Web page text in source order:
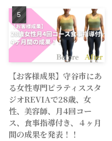
【お客様成果】守谷市にあ
る女性専門ピラティススタ
ジオREVIAで28歳、女
性、美容師、月4回コー
ス、食事指導付き、４ヶ月
間の成果を発表！！